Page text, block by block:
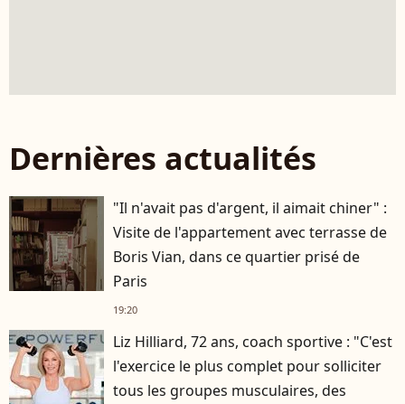
Dernières actualités
"Il n'avait pas d'argent, il aimait chiner" :
Visite de l'appartement avec terrasse de
Boris Vian, dans ce quartier prisé de
Paris
19:20
Liz Hilliard, 72 ans, coach sportive : "C'est
l'exercice le plus complet pour solliciter
tous les groupes musculaires, des